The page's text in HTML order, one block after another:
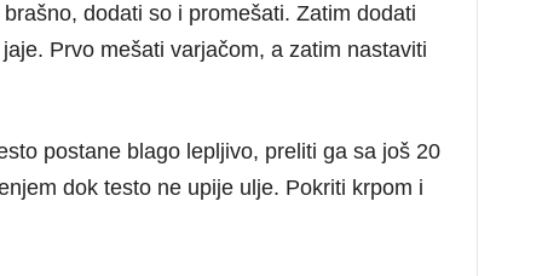
dodati so i promešati. Zatim dodati
Prvo mešati varjačom, a zatim nastaviti
postane blago lepljivo, preliti ga sa još 20
dok testo ne upije ulje. Pokriti krpom i